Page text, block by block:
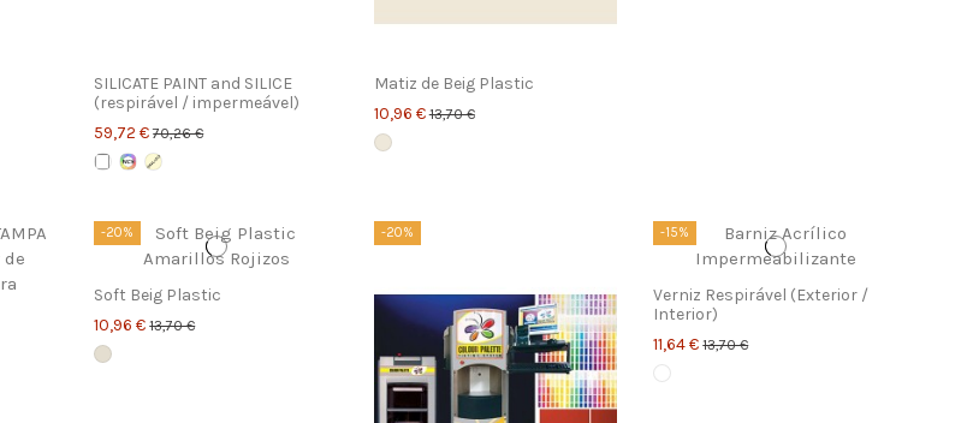
SILICATE PAINT and SILICE
(respirável / impermeável)
59,72 €70,26 €
Matiz de Beig Plastic
10,96 €13,70 €
-20%
Soft Beig Plastic
10,96 €13,70 €
-20% -15%
Verniz Respirável (Exterior /
Interior)
11,64 €13,70 €